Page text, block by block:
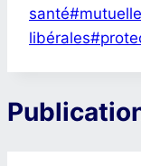
santé#mutuelle
libérales#